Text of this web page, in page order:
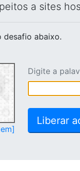
a sites
desafio abaixo.
Digite a